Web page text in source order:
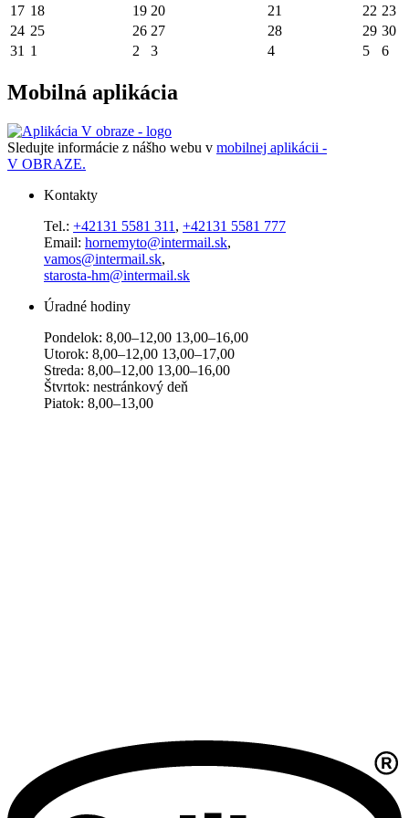
17 18 19 20 21 22 23
24 25 26 27 28 29 30
31 1 2 3 4 5 6
Mobilná aplikácia
Sledujte informácie z nášho webu v mobilnej aplikácii -
V OBRAZE.
Kontakty
Tel.: +42131 5581 311 , +42131 5581 777
Email: hornemyto@intermail.sk,
vamos@intermail.sk,
starosta-hm@intermail.sk
Úradné hodiny
Pondelok: 8,00–12,00 13,00–16,00
Utorok: 8,00–12,00 13,00–17,00
Streda: 8,00–12,00 13,00–16,00
Štvrtok: nestránkový deň
Piatok: 8,00–13,00